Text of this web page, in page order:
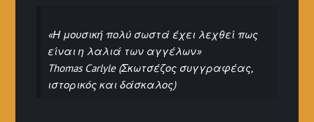
«Η μουσική πολύ σωστά έχει λεχθεί πως
είναι η λαλιά των αγγέλων»
Thomas Carlyle (Σκωτσέζος συγγραφέας,
ιστορικός και δάσκαλος)